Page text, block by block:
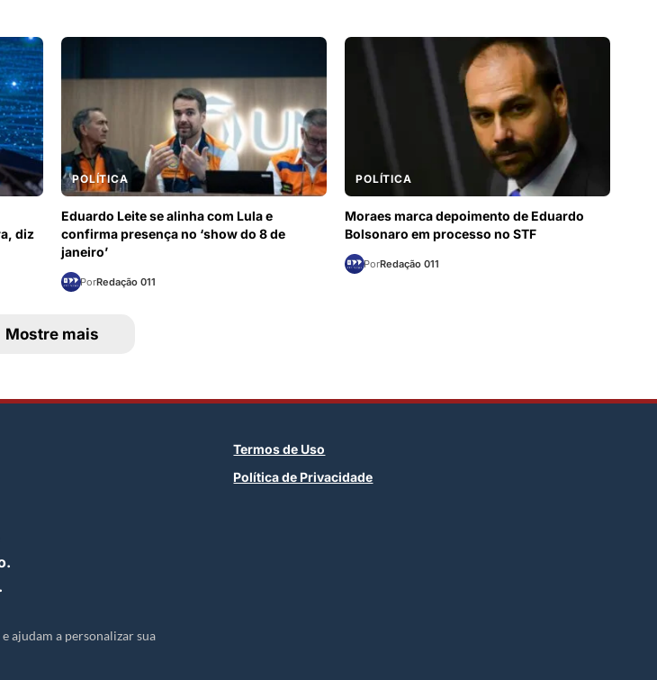
diz
POLÍTICA
Eduardo Leite se alinha com Lula e
confirma presença no ‘show do 8 de
janeiro’
PorRedação 011
POLÍTICA
Moraes marca depoimento de Eduardo
Bolsonaro em processo no STF
PorRedação 011
Mostre mais
ajudam a personalizar sua
Termos de Uso
Política de Privacidade